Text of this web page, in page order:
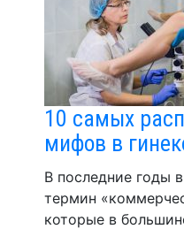
10 самых
мифов в
В последние годы
термин
которые в